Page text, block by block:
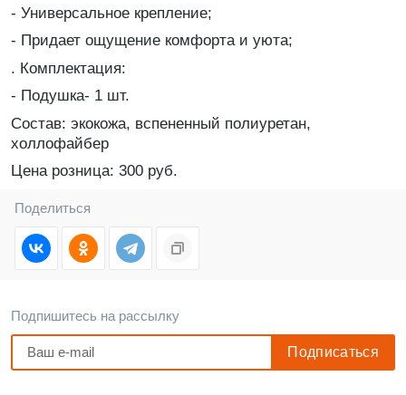
- Универсальное крепление;
- Придает ощущение комфорта и уюта;
. Комплектация:
- Подушка- 1 шт.
Состав: экокожа, вспененный полиуретан,
холлофайбер
Цена розница: 300 руб.
Поделиться
Подпишитесь на рассылку